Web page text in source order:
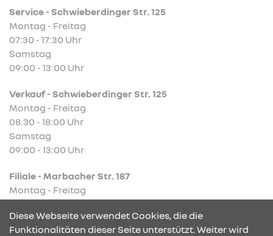
Service - Schwieberdinger Str. 125
Montag - Freitag
07:30 - 17:30 Uhr
Samstag
09:00 - 13:00 Uhr
Verkauf - Schwieberdinger Str. 125
Montag - Freitag
08:30 - 18:00 Uhr
Samstag
09:00 - 13:00 Uhr
Filiale - Marbacher Str. 187
Montag - Freitag
08:00 - 12:00 Uhr und
13:00 - 17:00 Uhr
Diese Webseite verwendet Cookies, die die
Funktionalitäten dieser Seite unterstützt. Weiter wird